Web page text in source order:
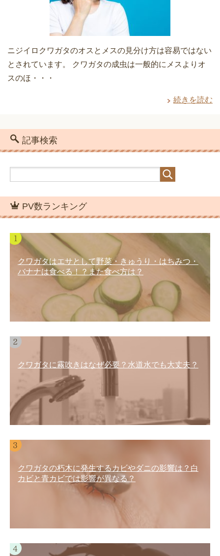
ニジイロクワガタのオスとメスの見分け方は容易ではない
とされています。 クワガタの成虫は一般的にメスよりオ
スのほ・・・
続きを読む
記事検索
PV数ランキング
クワガタはエサとして野菜・きゅうり・はちみつ・
バナナは食べる！？また食べ方は？
クワガタに霧吹きはなぜ必要？水道水でも大丈夫？
クワガタの朽木に発生するカビやダニの影響は？白
カビと青カビでは影響が異なる？